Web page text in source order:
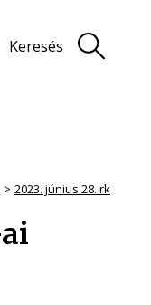
Keresés
2023. június 28. rk